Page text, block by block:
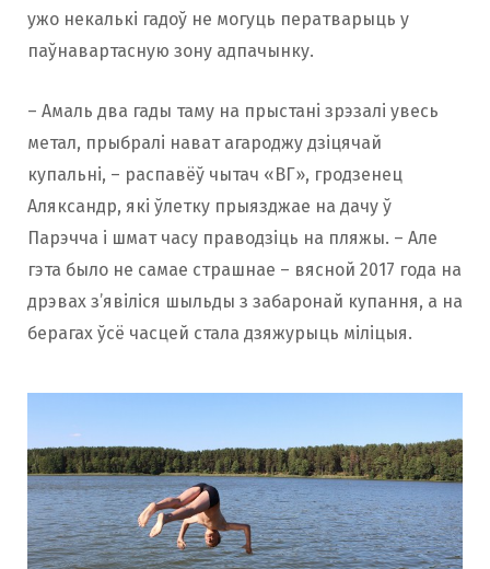
ужо некалькі гадоў не могуць ператварыць у
паўнавартасную зону адпачынку.
– Амаль два гады таму на прыстані зрэзалі увесь
метал, прыбралі нават агароджу дзіцячай
купальні, – распавёў чытач «ВГ», гродзенец
Аляксандр, які ўлетку прыязджае на дачу ў
Парэчча і шмат часу праводзіць на пляжы. – Але
гэта было не самае страшнае – вясной 2017 года на
дрэвах з’явіліся шыльды з забаронай купання, а на
берагах ўсё часцей стала дзяжурыць міліцыя.